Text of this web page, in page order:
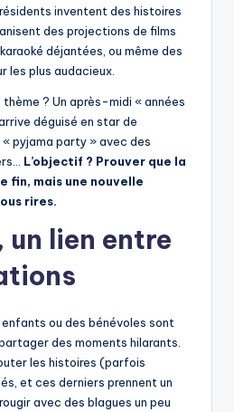
inventent des histoires
des projections de films
déjantées, ou même des
les plus audacieux.
? Un après-midi « années
déguisé en star de
« pyjama party » avec des
L’objectif ? Prouver que la
fin, mais une nouvelle
rires.
un lien entre
ou des bénévoles sont
des moments hilarants.
les histoires (parfois
et ces derniers prennent un
avec des blagues un peu